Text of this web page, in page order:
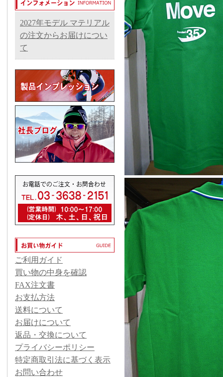
2027年モデル マテリアル
の注文からお届けについ
て
ご利用ガイド
買い物の中身を確認
FAX注文書
お支払方法
送料について
お届けについて
返品・交換について
プライバシーポリシー
特定商取引法に基づく表示
お問い合わせ